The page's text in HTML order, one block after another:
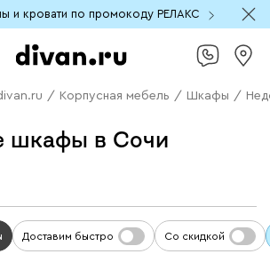
и кровати по промокоду РЕЛАКС
/ Корпусная мебель / Шкафы /
шкафы в Сочи
Доставим быстро Со скидкой